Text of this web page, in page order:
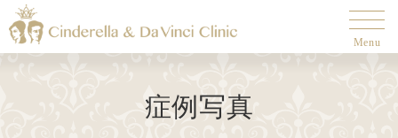
Menu
症例写真